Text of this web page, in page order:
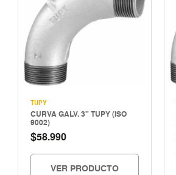
TUPY
CURVA GALV. 3" TUPY (ISO
9002)
$58.990
VER PRODUCTO